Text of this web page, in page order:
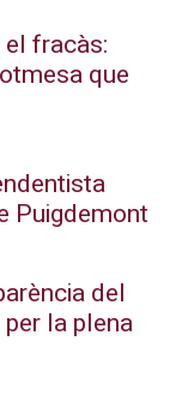
fracàs:
que
Puigdemont
del
la plena